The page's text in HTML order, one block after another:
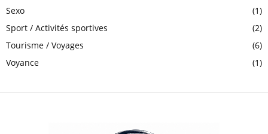
Sexo
(1)
Sport / Activités sportives
(2)
Tourisme / Voyages
(6)
Voyance
(1)